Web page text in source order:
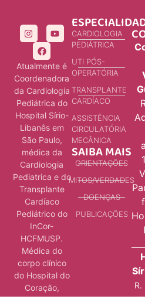
Atualmente é
Coordenadora
da Cardiologia
Pediátrica do
Hospital Sírio-
Libanês em
São Paulo,
médica da
Cardiologia
Pediatrica e do
Transplante
Cardíaco
Pediátrico do
InCor-
HCFMUSP.
Médica do
corpo clínico
do Hospital do
Coração,
Sabará,
CARDIOLOGIA
PEDIÁTRICA
UTI PÓS-
OPERATÓRIA
TRANSPLANTE
CARDÍACO
ASSISTÊNCIA
CIRCULATÓRIA
MECÂNICA
SAIBA MAIS
ORIENTAÇÕES
MITOS/VERDADES
DOENÇAS
PUBLICAÇÕES
R.